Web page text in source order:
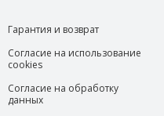
Гарантия и возврат
Согласие на использование
cookies
Согласие на обработку
данных